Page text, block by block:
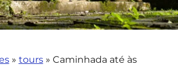
» tours» Caminhada até às